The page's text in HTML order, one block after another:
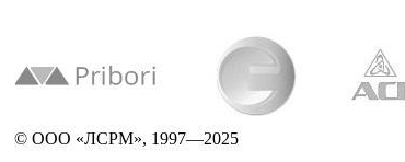
© ООО «ЛСРМ», 1997—2025